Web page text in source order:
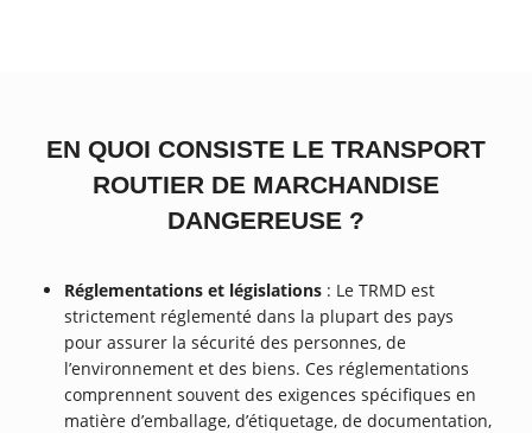
EN QUOI CONSISTE LE TRANSPORT
ROUTIER DE MARCHANDISE
DANGEREUSE ?
Réglementations et législations : Le TRMD est
strictement réglementé dans la plupart des pays
pour assurer la sécurité des personnes, de
l’environnement et des biens. Ces réglementations
comprennent souvent des exigences spécifiques en
matière d’emballage, d’étiquetage, de documentation,